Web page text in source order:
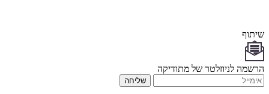
שיתוף
הרשמה לניוזלטר של מתודיקה
שליחה